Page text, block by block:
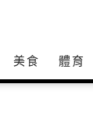
美食 體育